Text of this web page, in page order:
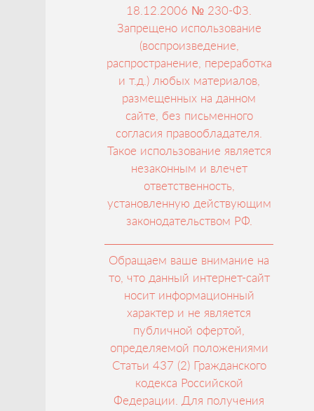
18.12.2006 № 230-ФЗ.
Запрещено использование
(воспроизведение,
распространение, переработка
и т.д.) любых материалов,
размещенных на данном
сайте, без письменного
согласия правообладателя.
Такое использование является
незаконным и влечет
ответственность,
установленную действующим
законодательством РФ.
Обращаем ваше внимание на
то, что данный интернет-сайт
носит информационный
характер и не является
публичной офертой,
определяемой положениями
Статьи 437 (2) Гражданского
кодекса Российской
Федерации. Для получения